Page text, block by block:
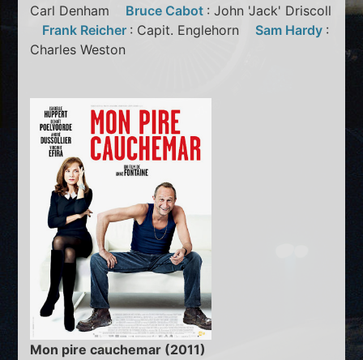
Carl Denham Bruce Cabot : John 'Jack' Driscoll
Frank Reicher : Capit. Englehorn Sam Hardy :
Charles Weston
Mon pire cauchemar (2011)